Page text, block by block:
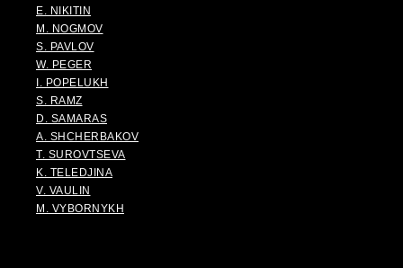
E. NIKITIN
M. NOGMOV
S. PAVLOV
W. PEGER
I. POPELUKH
S. RAMZ
D. SAMARAS
A. SHCHERBAKOV
T. SUROVTSEVA
K. TELEDJINA
V. VAULIN
M. VYBORNYKH